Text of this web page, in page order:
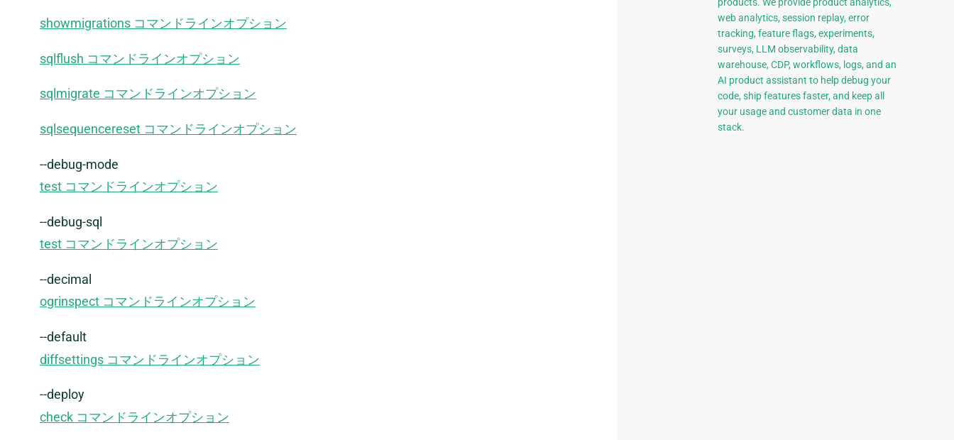
showmigrations コマンドラインオプション
sqlflush コマンドラインオプション
sqlmigrate コマンドラインオプション
sqlsequencereset コマンドラインオプション
--debug-mode
test コマンドラインオプション
--debug-sql
test コマンドラインオプション
--decimal
ogrinspect コマンドラインオプション
--default
diffsettings コマンドラインオプション
--deploy
check コマンドラインオプション
products. We provide product analytics,
web analytics, session replay, error
tracking, feature flags, experiments,
surveys, LLM observability, data
warehouse, CDP, workflows, logs, and an
AI product assistant to help debug your
code, ship features faster, and keep all
your usage and customer data in one
stack.